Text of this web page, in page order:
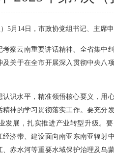
5月14日，市政协党组书记、主席申
察云南重要讲话精神、全省集中
关于在全市开展深入贯彻中央八
识水平，精准领悟核心要义，用
神的学习贯彻落实工作。要充分
发展，扎实推进产业转型升级。
济带、建设面向南亚东南亚辐射
赤水河等重要水域保护治理及乌